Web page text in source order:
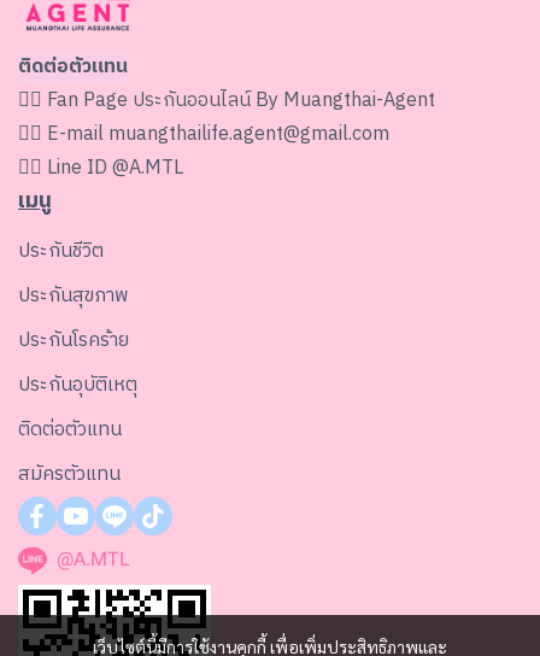
เว็บไซต์นี้มีการใช้งานคุกกี้ เพื่อเพิ่มประสิทธิภาพและ
ติดต่อตัวแทน
👉🏻 Fan Page ประกันออนไลน์ By Muangthai-Agent
👉🏻 E-mailmuangthailife.agent@gmail.com
👉🏻 Line ID@A.MTL
เมนู
ประกันชีวิต
ประกันสุขภาพ
ประกันโรคร้าย
ประกันอุบัติเหตุ
ติดต่อตัวแทน
สมัครตัวแทน
@A.MTL